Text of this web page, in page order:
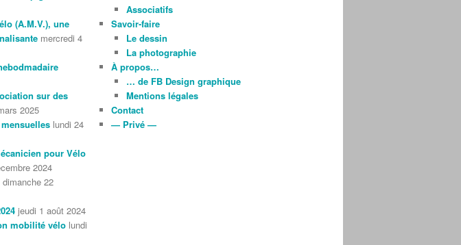
(A.M.V.), une
mercredi 4
sur des
2025
lundi 24
pour Vélo
2024
dimanche 22
jeudi 1 août 2024
mobilité vélo lundi
Associatifs
Savoir-faire
Le dessin
La photographie
À propos…
… de FB Design graphique
Mentions légales
Contact
— Privé —